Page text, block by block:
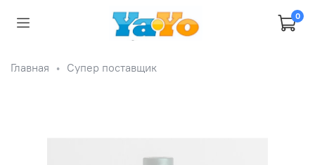
0
Главная Супер поставщик